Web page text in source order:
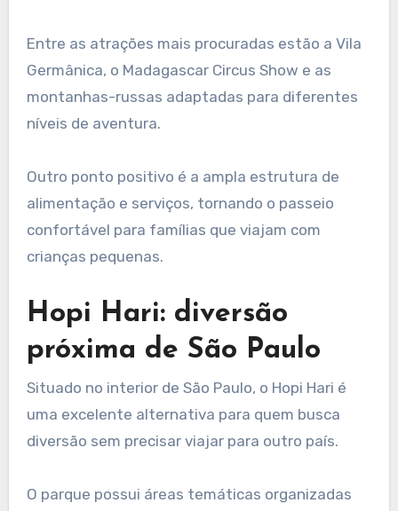
Entre as atrações mais procuradas estão a Vila
Germânica, o Madagascar Circus Show e as
montanhas-russas adaptadas para diferentes
níveis de aventura.
Outro ponto positivo é a ampla estrutura de
alimentação e serviços, tornando o passeio
confortável para famílias que viajam com
crianças pequenas.
Hopi Hari: diversão
próxima de São Paulo
Situado no interior de São Paulo, o Hopi Hari é
uma excelente alternativa para quem busca
diversão sem precisar viajar para outro país.
O parque possui áreas temáticas organizadas